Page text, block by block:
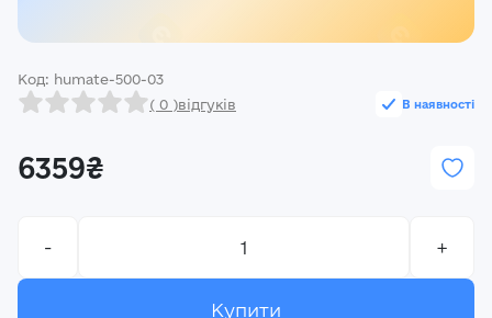
Код: humate-500-03
В наявності
( 0 )відгуків
6359₴
- +
Купити